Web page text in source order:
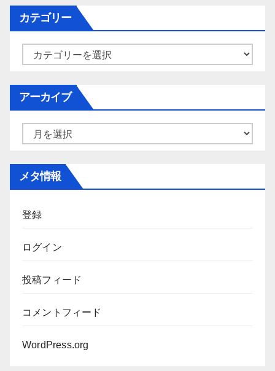
カテゴリー
ー
アーカイブ
メタ情報
登録
ログイン
投稿フィード
コメントフィード
WordPress.org